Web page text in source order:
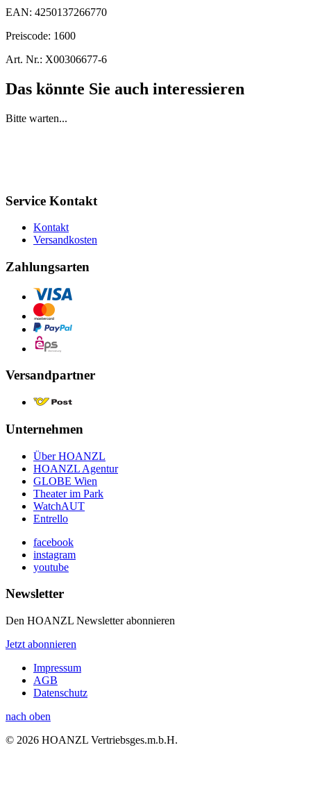
EAN: 4250137266770
Preiscode: 1600
Art. Nr.: X00306677-6
Das könnte Sie auch interessieren
Bitte warten...
Service Kontakt
Kontakt
Versandkosten
Zahlungsarten
Versandpartner
Unternehmen
Über HOANZL
HOANZL Agentur
GLOBE Wien
Theater im Park
WatchAUT
Entrello
facebook
instagram
youtube
Newsletter
Den HOANZL Newsletter abonnieren
Jetzt abonnieren
Impressum
AGB
Datenschutz
nach oben
© 2026 HOANZL Vertriebsges.m.b.H.